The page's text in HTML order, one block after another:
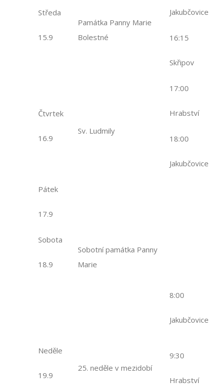
Středa
15.9
Památka Panny Marie
Bolestné
Jakubčovice
16:15
Skřipov
Čtvrtek
16.9
Sv. Ludmily
17:00
Hrabství
18:00
Jakubčovice
Pátek
17.9
Sobota
18.9
Sobotní památka Panny
Marie
Neděle
19.9
25. neděle v mezidobí
8:00
Jakubčovice
9:30
Hrabství